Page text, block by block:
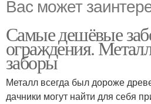
Вас может
Самые дешёвые
ограждения.
заборы
Металл всегда был дороже
дачники могут найти для себя